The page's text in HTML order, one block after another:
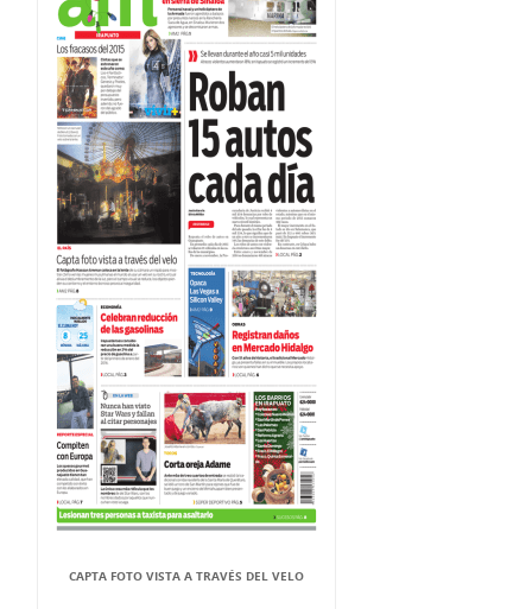
CAPTA FOTO VISTA A TRAVÉS DEL VELO